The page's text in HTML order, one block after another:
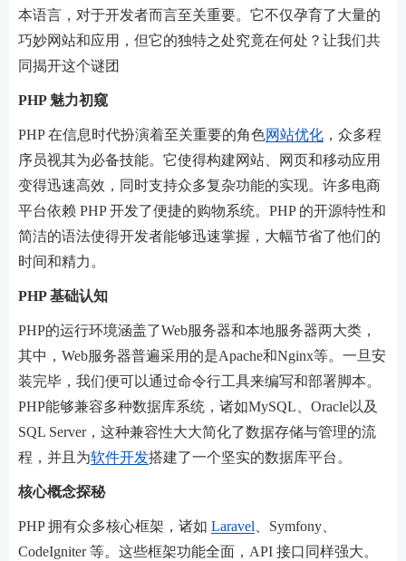
本语言，对于开发者而言至关重要。它不仅孕育了大量的
巧妙网站和应用，但它的独特之处究竟在何处？让我们共
同揭开这个谜团
PHP 魅力初窥
PHP 在信息时代扮演着至关重要的角色 网站优化 ，众多程
序员视其为必备技能。它使得构建网站、网页和移动应用
变得迅速高效，同时支持众多复杂功能的实现。许多电商
平台依赖 PHP 开发了便捷的购物系统。PHP 的开源特性和
简洁的语法使得开发者能够迅速掌握，大幅节省了他们的
时间和精力。
PHP 基础认知
PHP的运行环境涵盖了Web服务器和本地服务器两大类，
其中，Web服务器普遍采用的是Apache和Nginx等。一旦安
装完毕，我们便可以通过命令行工具来编写和部署脚本。
PHP能够兼容多种数据库系统，诸如MySQL、Oracle以及
SQL Server，这种兼容性大大简化了数据存储与管理的流
程，并且为软件开发搭建了一个坚实的数据库平台。
核心概念探秘
PHP 拥有众多核心框架，诸如 Laravel 、Symfony、
CodeIgniter 等。这些框架功能全面，API 接口同样强大。